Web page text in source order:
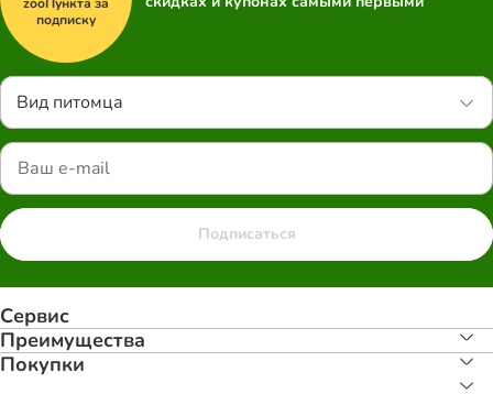
подписку
Вид питомца
Подписаться
Сервис
Преимуществa
Покупки